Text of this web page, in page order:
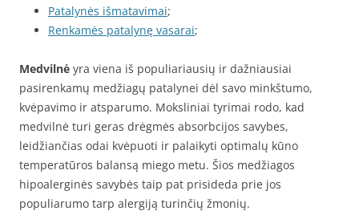
Patalynės išmatavimai;
Renkamės patalynę vasarai;
Medvilnė yra viena iš populiariausių ir dažniausiai
pasirenkamų medžiagų patalynei dėl savo minkštumo,
kvėpavimo ir atsparumo. Moksliniai tyrimai rodo, kad
medvilnė turi geras drėgmės absorbcijos savybes,
leidžiančias odai kvėpuoti ir palaikyti optimalų kūno
temperatūros balansą miego metu. Šios medžiagos
hipoalerginės savybės taip pat prisideda prie jos
populiarumo tarp alergiją turinčių žmonių.